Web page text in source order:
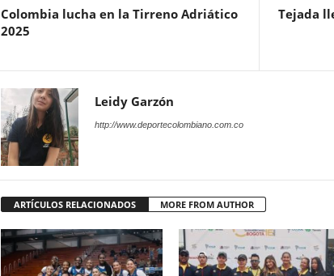
Colombia lucha en la Tirreno Adriático
2025
Tejada
Leidy Garzón
http://www.deportecolombiano.com.co
ARTÍCULOS RELACIONADOS MORE FROM AUTHOR